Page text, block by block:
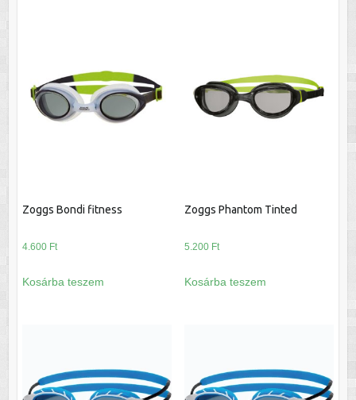
Zoggs Bondi fitness
4.600 Ft
Kosárba teszem
Zoggs Phantom Tinted
5.200 Ft
Kosárba teszem